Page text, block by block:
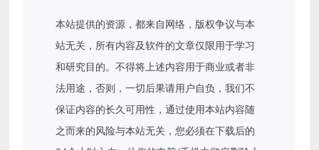
本站提供的资源，都来自网络，版权争议与本
站无关，所有内容及软件的文章仅限用于学习
和研究目的。不得将上述内容用于商业或者非
法用途，否则，一切后果请用户自负，我们不
保证内容的长久可用性，通过使用本站内容随
之而来的风险与本站无关，您必须在下载后的